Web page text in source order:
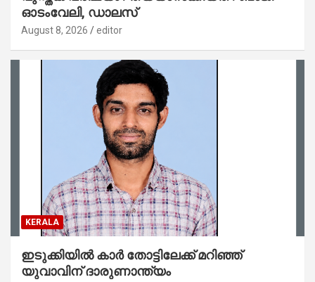
ഓടംവേലി, ഡാലസ്
August 8, 2026 editor
KERALA
ഇടുക്കിയിൽ കാർ തോട്ടിലേക്ക് മറിഞ്ഞ്
യുവാവിന് ദാരുണാന്ത്യം